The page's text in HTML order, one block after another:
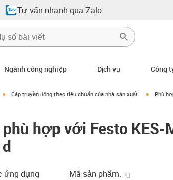
Tư vấn nhanh qua Zalo
Ngành công nghiệp Dịch vụ Công
igus-icon-arrow-right
Cáp truyền động theo tiêu chuẩn của nhà sản xuất igus-Phù
hợp với Festo KES-
ứng dụng
Mã sản phẩm.